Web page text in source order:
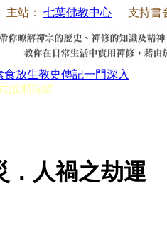
主站： 七葉佛教中心 支持書
食放生教史傳記一門深入
戒邪淫網
．人禍之劫